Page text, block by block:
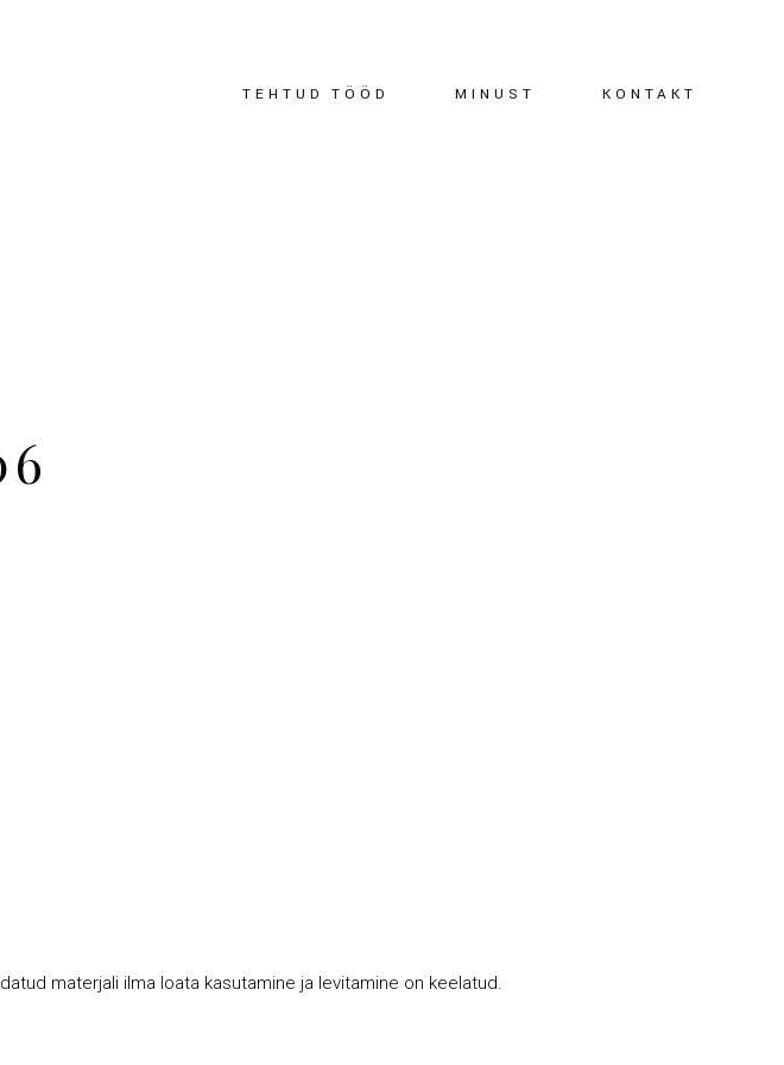
TEHTUD TÖÖD MINUST KONTAKT
materjali ilma loata kasutamine ja levitamine on keelatud.